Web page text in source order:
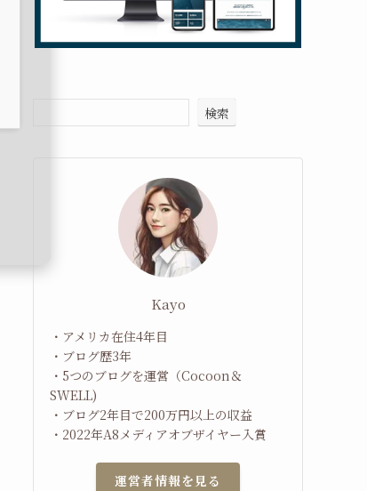
検索
Kayo
・アメリカ在住4年目
・ブログ歴3年
・5つのブログを運営（Cocoon＆
SWELL)
・ブログ2年目で200万円以上の収益
・2022年A8メディアオブザイヤー入賞
運営者情報を見る